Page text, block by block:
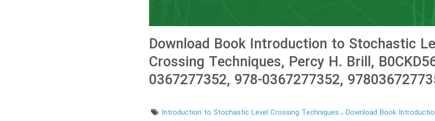
Download Book Introduction to Stochastic
Crossing Techniques, Percy H. Brill,
0367277352, 978-0367277352,
Introduction to Stochastic Level Crossing Techniques Download Book